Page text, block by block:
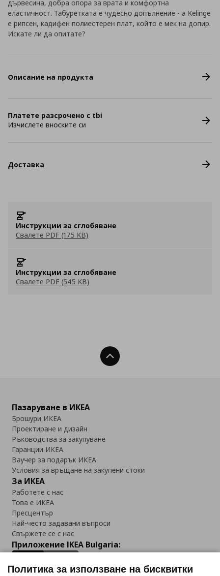
дървесина, добра опора за врата и комфортна
еластичност. Табуретката е чудесно допълнение - а Kelinge
е рипсен, кадифен полиестерен плат, който е мек на допир.
Искате ли да опитате?
Описание на продукта
Платете разсрочено с tbi
Изчислете вноските си
Доставка
Инструкции за сглобяване
Свалете PDF (175 KB)
Инструкции за сглобяване
Свалете PDF (545 KB)
Нагоре
Пазаруване в ИКЕА
Брошури ИКЕА
Проектиране и дизайн
Ръководства за закупуване
Гаранции ИКЕА
Ваучер за подарък ИКЕА
Условия за връщане на закупени стоки
За ИКЕА
Работете с нас
Това е ИКЕА
Пресцентър
Най-често задавани въпроси
Свържете се с нас
Приложение IKEA Bulgaria:
Политика за използване на бисквитки